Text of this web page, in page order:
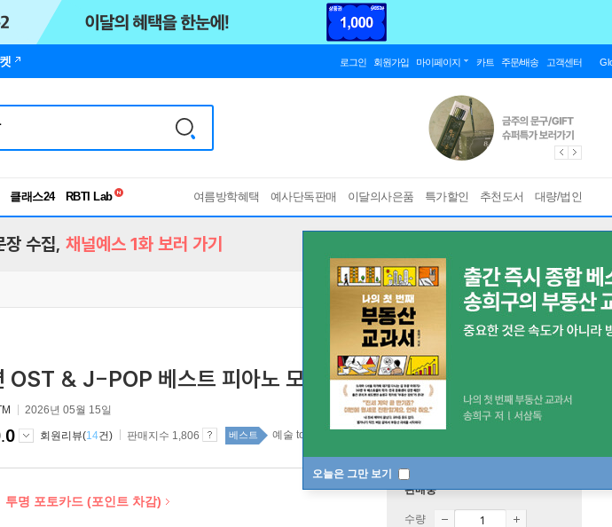
로그인 회원가입 마이페이지 카트 주문/배송 고객센터
클래스24
RBTI Lab
독서유형검사
여름방학혜택 예사단독판매 이달의사은품 특가할인 추천도서 대량/법인
오늘은 그만 보기
장 수집, 채널예스 1화 보러 가기
OST & J-POP 베스트 피아노 모음집 [ 스프링북 ]
2026년 05월 15일
회원리뷰(14건) 판매지수 1,806 베스트 예술 top100 4주
투명 포토카드 (포인트 차감)
판매중
수량